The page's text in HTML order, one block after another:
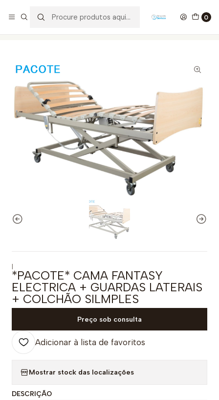
0
Camas Electricas
*PACOTE* CAMA FANTASY ELECTRICA + GUARDAS LATERAIS
|
*PACOTE* CAMA FANTASY
ELECTRICA + GUARDAS LATERAIS
+ COLCHÃO SILMPLES
Preço sob consulta
Adicionar à lista de favoritos
Mostrar stock das localizações
DESCRIÇÃO